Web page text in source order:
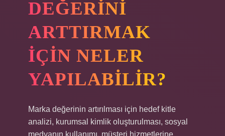
DEĞERINI
ARTTIRMAK
IÇIN NELER
YAPILABILIR?
Marka değerinin artırılması için hedef kitle
analizi, kurumsal kimlik oluşturulması, sosyal
medyanın kullanımı, müşteri hizmetlerine